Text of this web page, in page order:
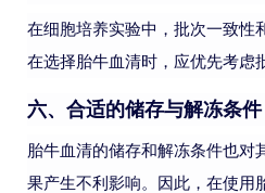
在细胞培养实验中，批次一致性
在选择胎牛血清时，应优先考虑
六、合适的储存与解冻条件
胎牛血清的储存和解冻条件也
果产生不利影响。因此，在使用